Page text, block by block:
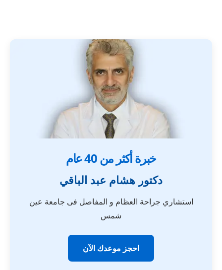
خبرة أكثر من 40 عام
دكتور هشام عبد الباقي
استشاري جراحة العظام و المفاصل فى جامعة عين
شمس
احجز موعدك الآن